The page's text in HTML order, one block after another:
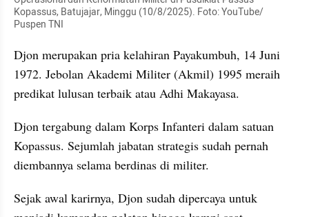
Kopassus, Batujajar, Minggu (10/8/2025). Foto: YouTube/
Puspen TNI
Djon merupakan pria kelahiran Payakumbuh, 14 Juni
1972. Jebolan Akademi Militer (Akmil) 1995 meraih
predikat lulusan terbaik atau Adhi Makayasa.
Djon tergabung dalam Korps Infanteri dalam satuan
Kopassus. Sejumlah jabatan strategis sudah pernah
diembannya selama berdinas di militer.
Sejak awal karirnya, Djon sudah dipercaya untuk